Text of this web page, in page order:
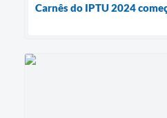
Carnês do IPTU 2024